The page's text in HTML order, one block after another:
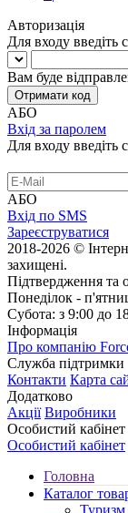
Авторизація
Для входу введіть
Вам буде
Отримати код
АБО
Вхід за паролем
Для входу введіть
АБО
Вхід по SMS
Зареєструватися
2018-2026 ©
захищені.
Підтвердження та
Понеділок -
Субота: з 9:00 до
Інформація
Про компанію
Служба підтримки
Контакти Карта
Додатково
Акції Виробники
Особистий кабінет
Особистий кабінет
Головна
Каталог